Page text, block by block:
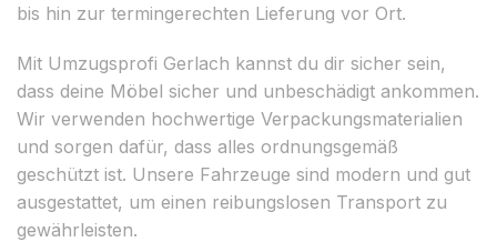
bis hin zur termingerechten Lieferung vor Ort.
Mit Umzugsprofi Gerlach kannst du dir sicher sein,
dass deine Möbel sicher und unbeschädigt ankommen.
Wir verwenden hochwertige Verpackungsmaterialien
und sorgen dafür, dass alles ordnungsgemäß
geschützt ist. Unsere Fahrzeuge sind modern und gut
ausgestattet, um einen reibungslosen Transport zu
gewährleisten.